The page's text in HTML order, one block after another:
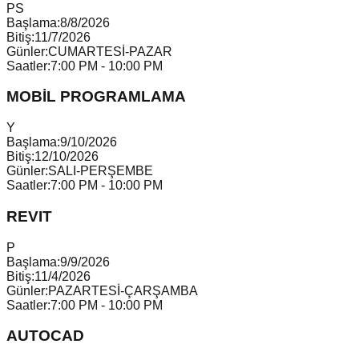
PS
Başlama:8/8/2026
Bitiş:11/7/2026
Günler:CUMARTESİ-PAZAR
Saatler:7:00 PM - 10:00 PM
MOBİL PROGRAMLAMA
Y
Başlama:9/10/2026
Bitiş:12/10/2026
Günler:SALI-PERŞEMBE
Saatler:7:00 PM - 10:00 PM
REVIT
P
Başlama:9/9/2026
Bitiş:11/4/2026
Günler:PAZARTESİ-ÇARŞAMBA
Saatler:7:00 PM - 10:00 PM
AUTOCAD